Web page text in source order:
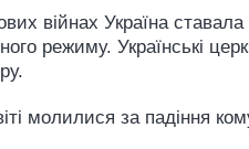
війнах Україна
режиму. Українські
молилися за падіння